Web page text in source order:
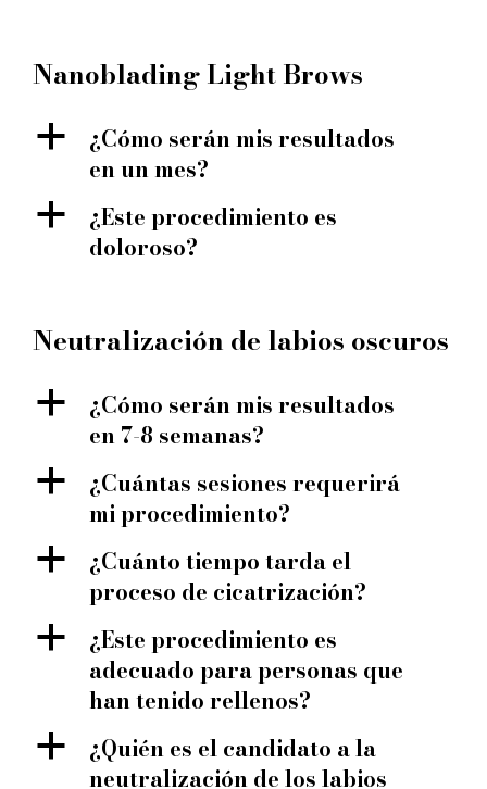
Nanoblading Light Brows
a
¿Cómo serán mis resultados
en un mes?
a
¿Este procedimiento es
doloroso?
Neutralización de labios oscuros
a
¿Cómo serán mis resultados
en 7-8 semanas?
a
¿Cuántas sesiones requerirá
mi procedimiento?
a
¿Cuánto tiempo tarda el
proceso de cicatrización?
a
¿Este procedimiento es
adecuado para personas que
han tenido rellenos?
a
¿Quién es el candidato a la
neutralización de los labios